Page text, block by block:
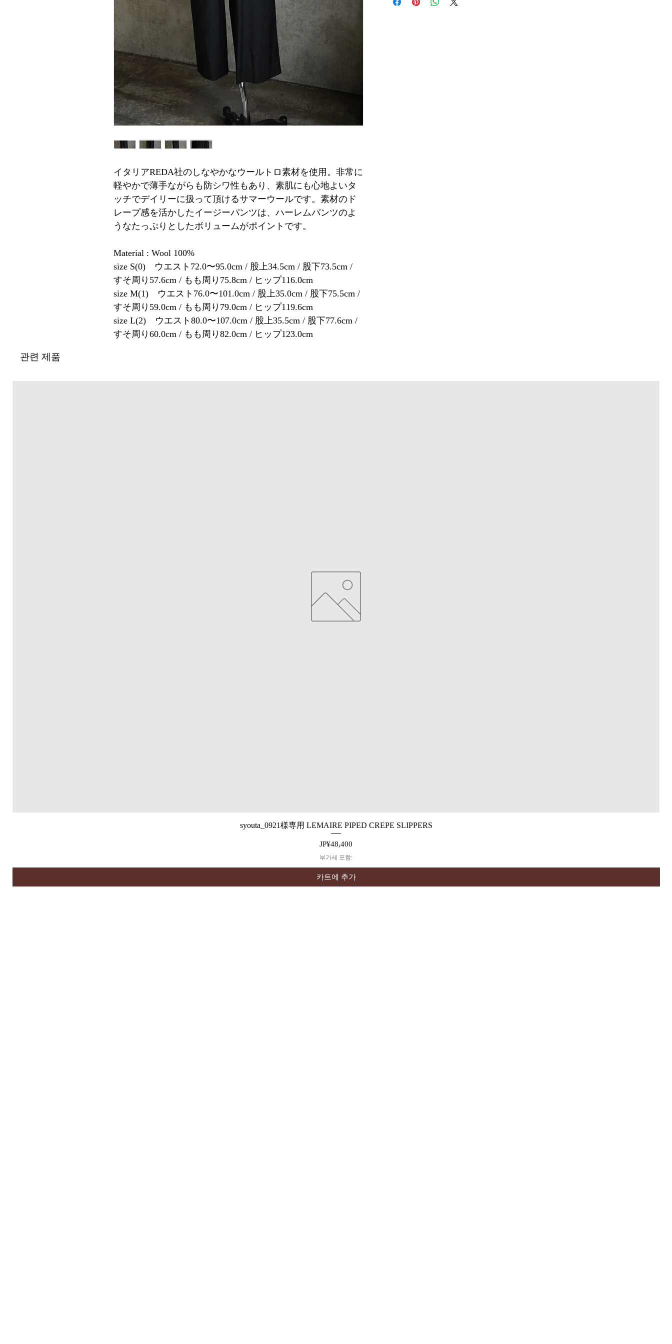
イタリアREDA社のしなやかなウールトロ素材を使用。非常に
軽やかで薄手ながらも防シワ性もあり、素肌にも心地よいタ
ッチでデイリーに扱って頂けるサマーウールです。素材のド
レープ感を活かしたイージーパンツは、ハーレムパンツのよ
うなたっぷりとしたボリュームがポイントです。
Material : Wool 100%
size S(0) ウエスト72.0〜95.0cm / 股上34.5cm / 股下73.5cm /
すそ周り57.6cm / もも周り75.8cm / ヒップ116.0cm
size M(1) ウエスト76.0〜101.0cm / 股上35.0cm / 股下75.5cm /
すそ周り59.0cm / もも周り79.0cm / ヒップ119.6cm
size L(2) ウエスト80.0〜107.0cm / 股上35.5cm / 股下77.6cm /
すそ周り60.0cm / もも周り82.0cm / ヒップ123.0cm
관련 제품
제품보기
syouta_0921様専用 LEMAIRE PIPED CREPE SLIPPERS
가격
JP¥48,400
부가세 포함:
카트에 추가